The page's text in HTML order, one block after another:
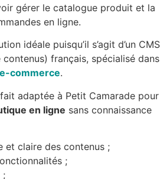
gérer le catalogue produit et la
en ligne.
idéale puisqu’il s’agit d’un CMS
français, spécialisé dans
commerce.
adaptée à Petit Camarade pour
en ligne sans connaissance
claire des contenus ;
;
;